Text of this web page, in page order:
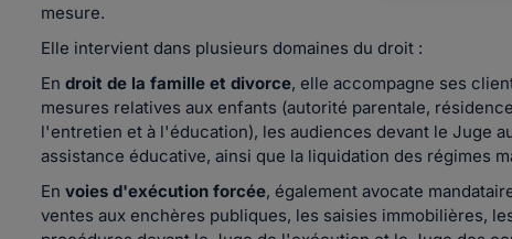
mesure.
Elle intervient dans plusieurs domaines du droit :
En droit de la famille et divorce, elle accompagne ses
mesures relatives aux enfants (autorité parentale,
l'entretien et à l'éducation), les audiences devant le Juge
assistance éducative, ainsi que la liquidation des régimes
En voies d'exécution forcée, également avocate
ventes aux enchères publiques, les saisies immobilières,